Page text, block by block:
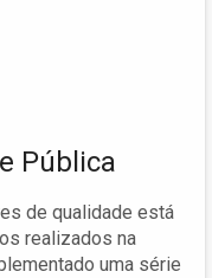
Pública
de qualidade está
realizados na
uma série